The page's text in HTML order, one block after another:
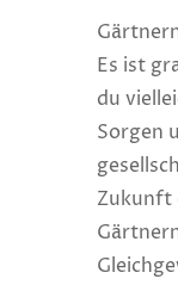
Es ist
du
Sorgen
Zukunft